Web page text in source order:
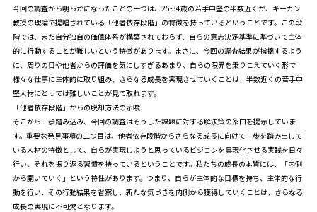
今回の調査から明らかになったことの一つは、25-34歳の若手中堅の半数近くが、キーガン
教授の理論で提唱されている「他者依存段階」の特徴を持っているということです。この段
階では、まだ自分独自の価値体系が構築されておらず、自らの意志決定基準に基づいて主体
的に行動することが難しいという特徴があります。まさに、今回の調査結果が指摘するよう
に、周りの目や他者からの評価を気にしすぎるあまり、自らの限界を乗りこえていく形で
様々な仕事に主体的に取り組み、さらなる成長を実現させていくことは、半数近くの若手中
堅人材にとっては難しいことが見て取れます。
「他者依存段階」からの脱却方法の示唆
そこから一歩踏み込み、今回の調査はそうした課題に対する解決策の糸口を提示していま
す。重要な発見事項の二つ目は、他者依存段階からさらなる成長に向けて一歩を踏み出して
いる人材の特徴として、自らが実現しようと思っているビジョンを具現化させる実践を日々
行い、それを振り返る習慣を持っているということです。私たちの成長の本質には、「内側
から開いていく」という特性があります。つまり、自らが主体的な目標を持ち、主体的な行
動を行い、その行動結果を省察し、新たな気づきを内側から獲得していくことは、さらなる
成長の実現に不可欠となります。